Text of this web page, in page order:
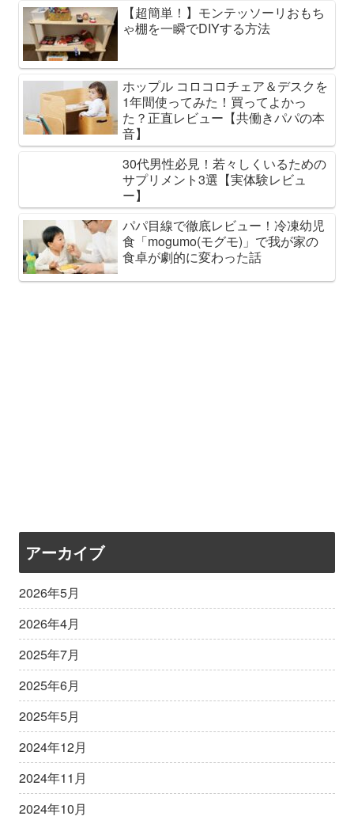
【超簡単！】モンテッソーリおもち
ゃ棚を一瞬でDIYする方法
ホップル コロコロチェア＆デスクを
1年間使ってみた！買ってよかっ
た？正直レビュー【共働きパパの本
音】
30代男性必見！若々しくいるための
サプリメント3選【実体験レビュ
ー】
パパ目線で徹底レビュー！冷凍幼児
食「mogumo(モグモ)」で我が家の
食卓が劇的に変わった話
アーカイブ
2026年5月
2026年4月
2025年7月
2025年6月
2025年5月
2024年12月
2024年11月
2024年10月